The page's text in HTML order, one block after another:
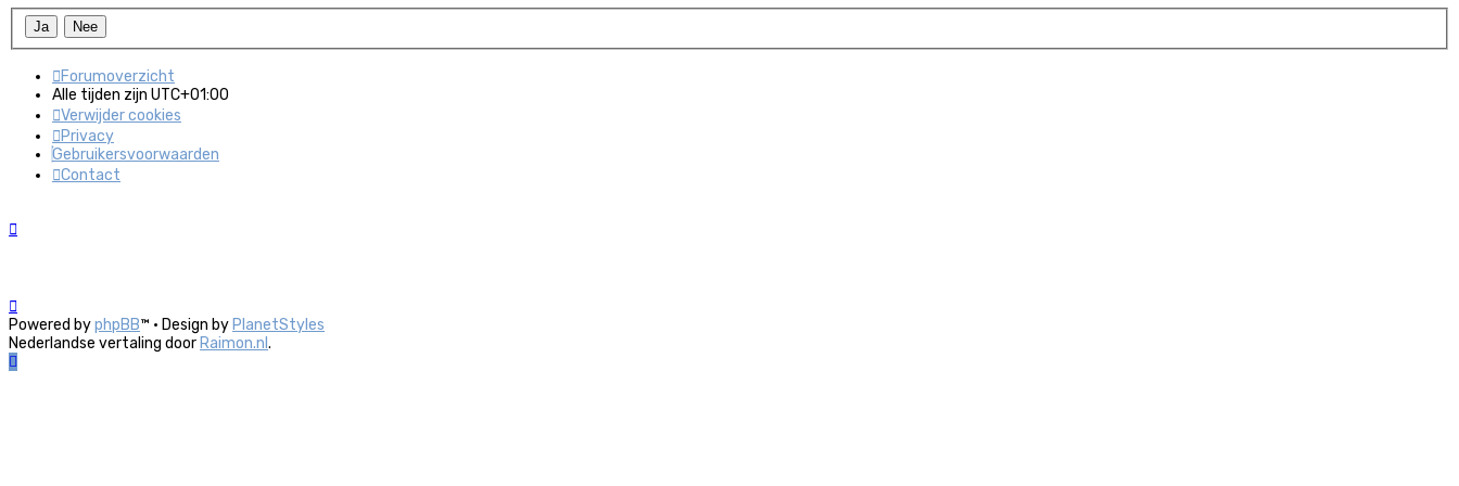
Forumoverzicht
Alle tijden zijn UTC+01:00
Verwijder cookies
Privacy
Gebruikersvoorwaarden
Contact
Powered byphpBB™ • Design by PlanetStyles
Nederlandse vertaling door Raimon.nl .